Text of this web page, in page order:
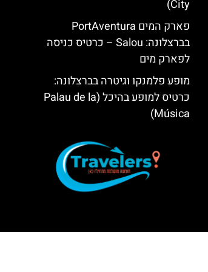
City)
פארק המים PortAventura
בברצלונה: Salou – כרטיס כניסה
לפארק מים
מופע פלמנקו וגיטרה בברצלונה:
כרטיס למופע בהיכל (Palau de la
Música)